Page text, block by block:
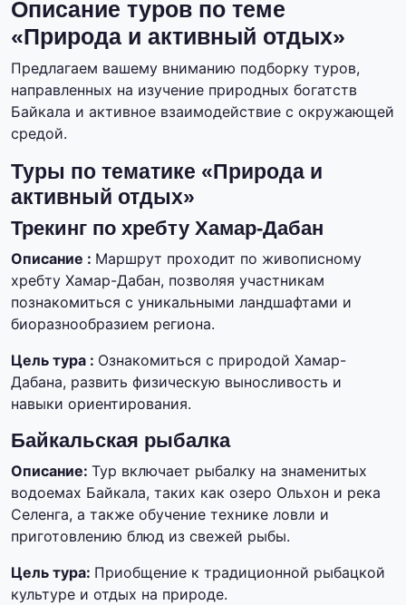
Описание туров по теме
«Природа и активный отдых»
Предлагаем вашему вниманию подборку туров,
направленных на изучение природных богатств
Байкала и активное взаимодействие с окружающей
средой.
Туры по тематике «Природа и
активный отдых»
Трекинг по хребту Хамар-Дабан
Описание : Маршрут проходит по живописному
хребту Хамар-Дабан, позволяя участникам
познакомиться с уникальными ландшафтами и
биоразнообразием региона.
Цель тура : Ознакомиться с природой Хамар-
Дабана, развить физическую выносливость и
навыки ориентирования.
Байкальская рыбалка
Описание: Тур включает рыбалку на знаменитых
водоемах Байкала, таких как озеро Ольхон и река
Селенга, а также обучение технике ловли и
приготовлению блюд из свежей рыбы.
Цель тура: Приобщение к традиционной рыбацкой
культуре и отдых на природе.